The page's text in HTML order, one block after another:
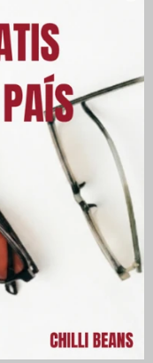
UVB, protegiendo tus
el riesgo de